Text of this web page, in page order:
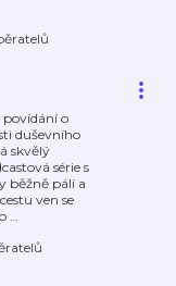
povídání o
duševního
skvělý
série s
běžně pálí a
ven se
…